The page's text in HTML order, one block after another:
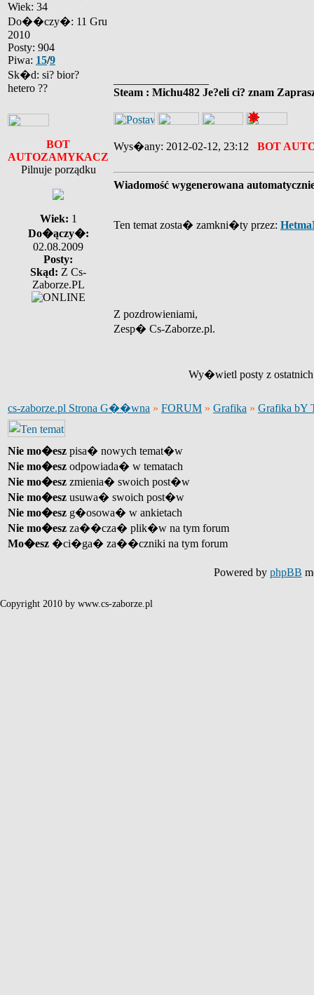
Wiek: 34
Do��czy�: 11 Gru
2010
Posty: 904
Piwa: 15/9
Sk�d: si? bior?
hetero ??
Steam : Michu482 Je?eli ci? znam
BOT
AUTOZAMYKACZ
Pilnuje porządku
Wiek: 1
Do�ączy�:
02.08.2009
Posty:
Skąd: Z Cs-
Zaborze.PL
Wys�any: 2012-02-12, 23:12 BOT
Wiadomość wygenerowana
Ten temat zosta� zamkni�ty przez:
Z pozdrowieniami,
Zesp� Cs-Zaborze.pl.
Wy�wietl posty z
cs-zaborze.pl Strona G��wna » FORUM » Grafika » Grafika bY
Nie mo�esz pisa� nowych temat�w
Nie mo�esz odpowiada� w tematach
Nie mo�esz zmienia� swoich post�w
Nie mo�esz usuwa� swoich post�w
Nie mo�esz g�osowa� w ankietach
Nie mo�esz za��cza� plik�w na tym forum
Mo�esz �ci�ga� za��czniki na tym forum
Powered by phpBB
Copyright 2010 by www.cs-zaborze.pl